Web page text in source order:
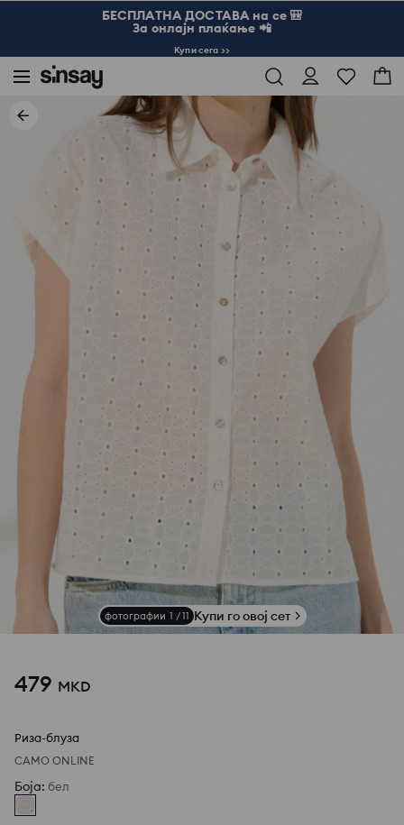
БЕСПЛАТНА ДОСТАВА на се 🎒
За онлајн плаќање 📲
Купи сега >>
фотографии 1 /11 Купи го овој сет
479 MKD
Риза-блуза
САМО ONLINE
Боја: бел